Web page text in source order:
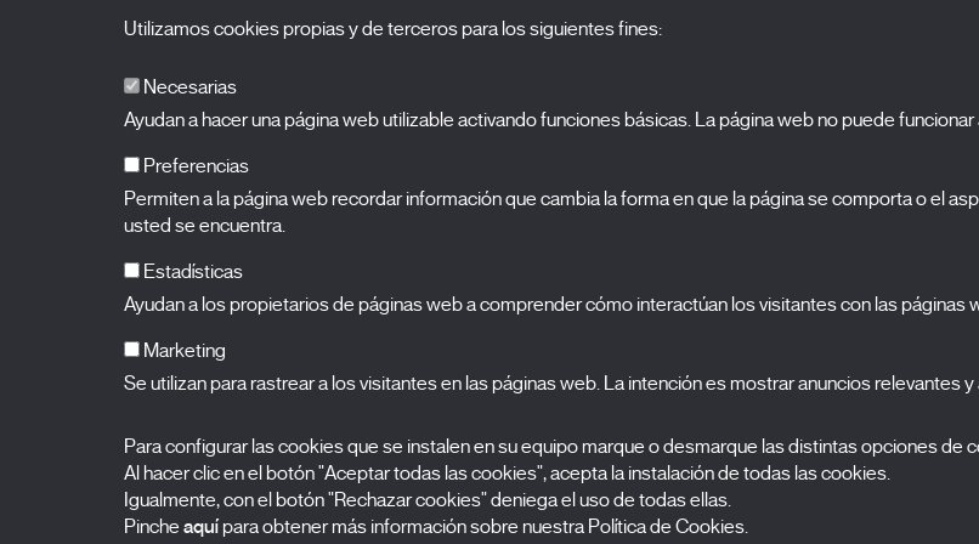
BALUARTEPalacio de Congresos y Auditorio de Navarra
Plaza de la Constitución s/n.
Ver mapa
Edición 2027
X Films
FAQs
Utilizamos cookies propias y de terceros para los siguientes fines:
Necesarias
Ayudan a hacer una página web utilizable activando funciones básicas. La página web no puede
Preferencias
Permiten a la página web recordar información que cambia la forma en que la página se comporta o el
usted se encuentra.
Estadísticas
Ayudan a los propietarios de páginas web a comprender cómo interactúan los visitantes con las
Marketing
Se utilizan para rastrear a los visitantes en las páginas web. La intención es mostrar anuncios relevantes
Para configurar las cookies que se instalen en su equipo marque o desmarque las distintas opciones
Al hacer clic en el botón "Aceptar todas las cookies", acepta la instalación de todas las cookies.
Igualmente, con el botón "Rechazar cookies" deniega el uso de todas ellas.
Pinche aquí para obtener más información sobre nuestra Política de Cookies.